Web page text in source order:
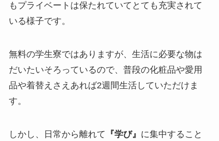
もプライベートは保たれていてとても充実されて
いる様子です。
無料の学生寮ではありますが、生活に必要な物は
だいたいそろっているので、普段の化粧品や愛用
品や着替えさえあれば2週間生活していただけま
す。
しかし、日常から離れて 『学び』 に集中すること